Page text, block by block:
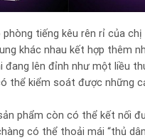
phòng tiếng kêu rên rỉ của chị
khác nhau kết hợp thêm
đang lên đỉnh như một liều
thể kiểm soát được những
phẩm còn có thể kết nối
có thể thoải mái “thủ